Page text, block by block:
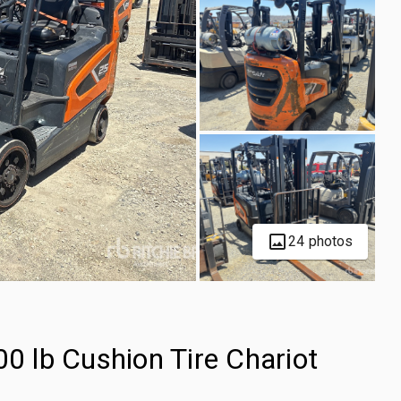
24 photos
lb Cushion Tire Chariot